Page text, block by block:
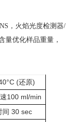
，火焰光度检测器/
量优化样品重量，
(还原)
100 ml/min
间 30 sec